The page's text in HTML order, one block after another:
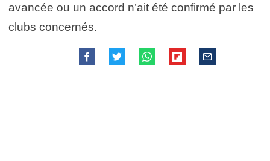
avancée ou un accord n’ait été confirmé par les
clubs concernés.